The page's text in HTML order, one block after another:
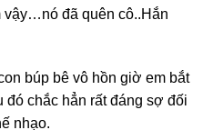
vậy…nó đã quên cô..Hắn
búp bê vô hồn giờ em bắt
chắc hẳn rất đáng sợ đối
nhạo.